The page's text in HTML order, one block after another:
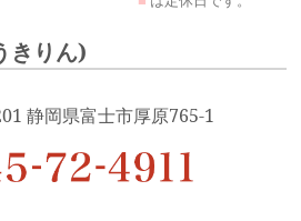
きりん)
静岡県富士市厚原765-1